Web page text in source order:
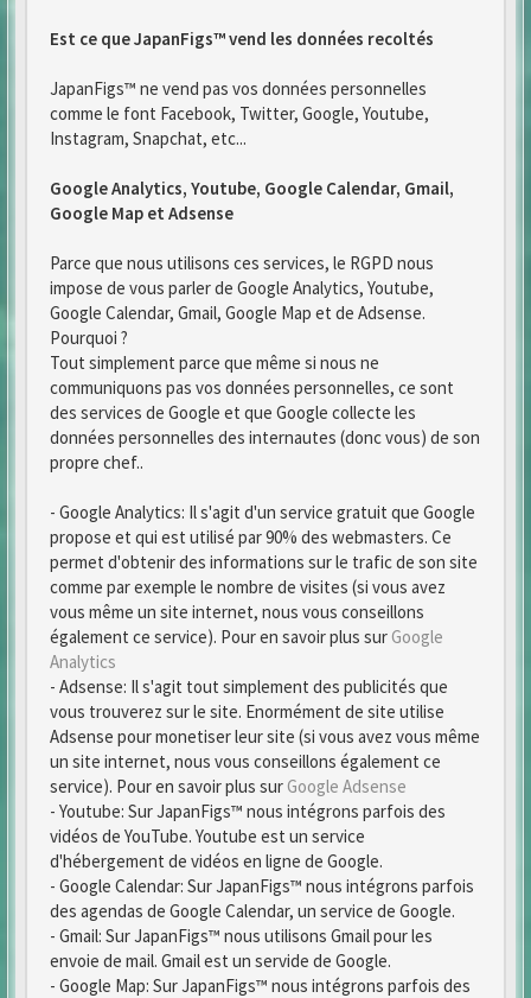
Est ce que JapanFigs™ vend les données recoltés
JapanFigs™ ne vend pas vos données personnelles
comme le font Facebook, Twitter, Google, Youtube,
Instagram, Snapchat, etc...
Google Analytics, Youtube, Google Calendar, Gmail,
Google Map et Adsense
Parce que nous utilisons ces services, le RGPD nous
impose de vous parler de Google Analytics, Youtube,
Google Calendar, Gmail, Google Map et de Adsense.
Pourquoi ?
Tout simplement parce que même si nous ne
communiquons pas vos données personnelles, ce sont
des services de Google et que Google collecte les
données personnelles des internautes (donc vous) de son
propre chef..
- Google Analytics: Il s'agit d'un service gratuit que Google
propose et qui est utilisé par 90% des webmasters. Ce
permet d'obtenir des informations sur le trafic de son site
comme par exemple le nombre de visites (si vous avez
vous même un site internet, nous vous conseillons
également ce service). Pour en savoir plus sur Google
Analytics
- Adsense: Il s'agit tout simplement des publicités que
vous trouverez sur le site. Enormément de site utilise
Adsense pour monetiser leur site (si vous avez vous même
un site internet, nous vous conseillons également ce
service). Pour en savoir plus sur Google Adsense
- Youtube: Sur JapanFigs™ nous intégrons parfois des
vidéos de YouTube. Youtube est un service
d'hébergement de vidéos en ligne de Google.
- Google Calendar: Sur JapanFigs™ nous intégrons parfois
des agendas de Google Calendar, un service de Google.
- Gmail: Sur JapanFigs™ nous utilisons Gmail pour les
envoie de mail. Gmail est un servide de Google.
- Google Map: Sur JapanFigs™ nous intégrons parfois des